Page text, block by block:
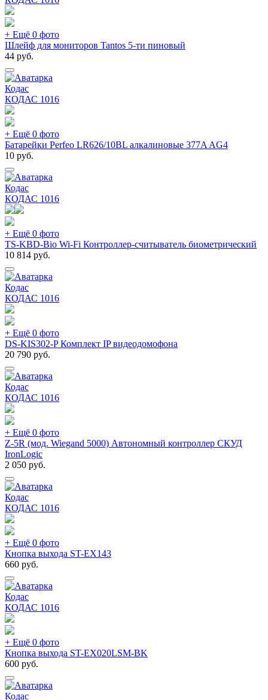
+ Ещё 0 фото
Шлейф для мониторов Tantos 5-ти пиновый
44 руб.
Кодас
КОДАС 1016
+ Ещё 0 фото
Батарейки Perfeo LR626/10BL алкалиновые 377A AG4
10 руб.
Кодас
КОДАС 1016
+ Ещё 0 фото
TS-KBD-Bio Wi-Fi Контроллер-считыватель биометрический
10 814 руб.
Кодас
КОДАС 1016
+ Ещё 0 фото
DS-KIS302-P Комплект IP видеодомофона
20 790 руб.
Кодас
КОДАС 1016
+ Ещё 0 фото
Z-5R (мод. Wiegand 5000) Автономный контроллер СКУД
IronLogic
2 050 руб.
Кодас
КОДАС 1016
+ Ещё 0 фото
Кнопка выхода ST-EX143
660 руб.
Кодас
КОДАС 1016
+ Ещё 0 фото
Кнопка выхода ST-EX020LSM-BK
600 руб.
Кодас